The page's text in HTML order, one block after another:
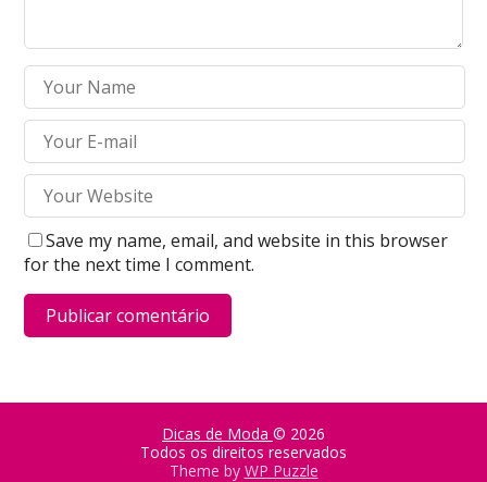
Save my name, email, and website in this browser
for the next time I comment.
Dicas de Moda © 2026
Todos os direitos reservados
Theme by WP Puzzle